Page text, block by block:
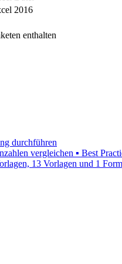
2016
enthalten
durchführen
vergleichen ▪ Best
13 Vorlagen und 1